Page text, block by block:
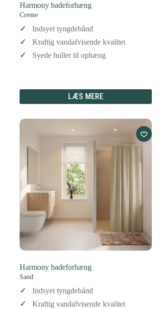
Harmony badeforhæng
Creme
Indsyet tyngdebånd
Kraftig vandafvisende kvalitet
Syede huller til ophæng
LÆS MERE
Harmony badeforhæng
Sand
Indsyet tyngdebånd
Kraftig vandafvisende kvalitet